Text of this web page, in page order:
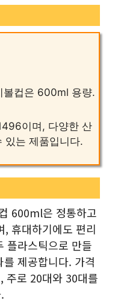
볼컵은 600ml 용량.
이며, 다양한 산
있는 제품입니다.
600ml은 정통하고
, 휴대하기에도 편리
플라스틱으로 만들
제공합니다. 가격
주로 20대와 30대를